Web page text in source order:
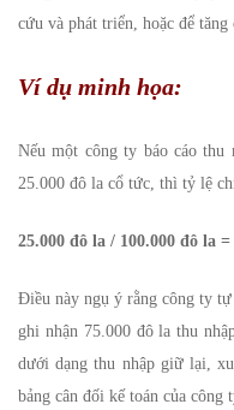
cứu và phát triển, hoặc để tăng
Ví dụ minh họa:
Nếu một công ty báo cáo thu
25.000 đô la cổ tức, thì tỷ lệ
25.000 đô la / 100.000 đô la
Điều này ngụ ý rằng công ty
ghi nhận 75.000 đô la thu
dưới dạng thu nhập giữ lại,
bảng cân đối kế toán của công